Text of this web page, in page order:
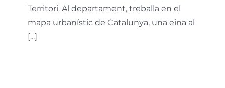
Territori. Al departament, treballa en el
mapa urbanístic de Catalunya, una eina al
[...]